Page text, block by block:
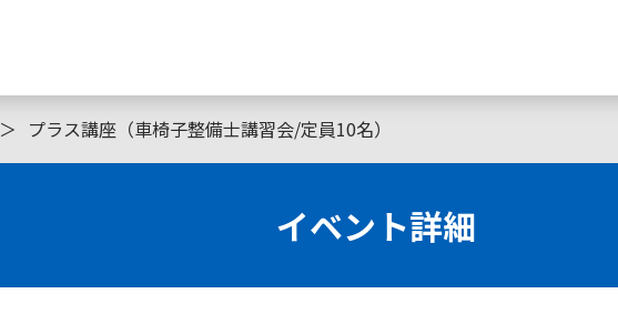
＞ プラス講座（車椅子整備士講習会/定員10名）
イベント詳細